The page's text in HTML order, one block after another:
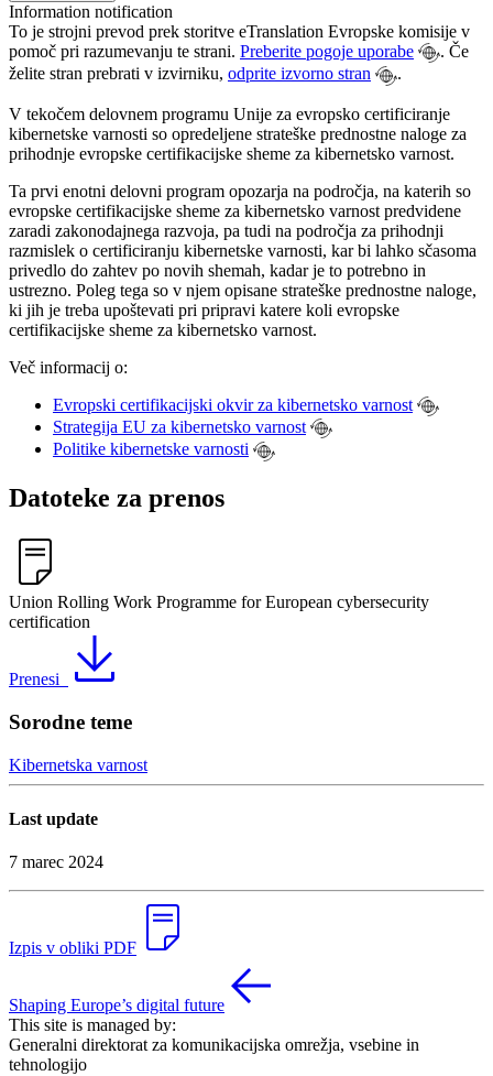
Information notification
To je strojni prevod prek storitve eTranslation Evropske komisije v
pomoč pri razumevanju te strani. Preberite pogoje uporabe
. Če
želite stran prebrati v izvirniku, odprite izvorno stran .
V tekočem delovnem programu Unije za evropsko certificiranje
kibernetske varnosti so opredeljene strateške prednostne naloge za
prihodnje evropske certifikacijske sheme za kibernetsko varnost.
Ta prvi enotni delovni program opozarja na področja, na katerih so
evropske certifikacijske sheme za kibernetsko varnost predvidene
zaradi zakonodajnega razvoja, pa tudi na področja za prihodnji
razmislek o certificiranju kibernetske varnosti, kar bi lahko sčasoma
privedlo do zahtev po novih shemah, kadar je to potrebno in
ustrezno. Poleg tega so v njem opisane strateške prednostne naloge,
ki jih je treba upoštevati pri pripravi katere koli evropske
certifikacijske sheme za kibernetsko varnost.
Več informacij o:
Evropski certifikacijski okvir za kibernetsko varnost
Strategija EU za kibernetsko varnost
Politike kibernetske varnosti
Datoteke za prenos
Union Rolling Work Programme for European cybersecurity
certification
Prenesi
Sorodne teme
Kibernetska varnost
Last update
7 marec 2024
Izpis v obliki PDF
Shaping Europe’s digital future
This site is managed by:
Generalni direktorat za komunikacijska omrežja, vsebine in
tehnologijo